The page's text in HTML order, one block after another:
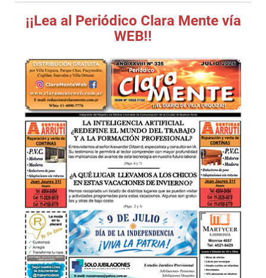
¡¡Lea al Periódico Clara Mente vía
WEB!!